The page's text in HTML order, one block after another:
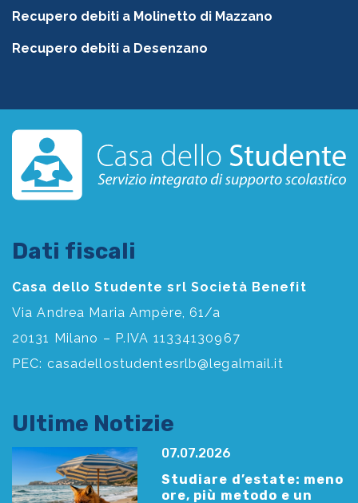
Recupero debiti a Molinetto di Mazzano
Recupero debiti a Desenzano
Dati fiscali
Casa dello Studente srl Società Benefit
Via Andrea Maria Ampère, 61/a
20131 Milano – P.IVA 11334130967
PEC: casadellostudentesrlb@legalmail.it
Ultime Notizie
07.07.2026
Studiare d’estate: meno
ore, più metodo e un